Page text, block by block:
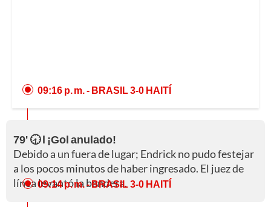
09:16 p. m. - BRASIL 3-0 HAITÍ
79' 🕣 l ¡Gol anulado!
Debido a un fuera de lugar; Endrick no pudo festejar
a los pocos minutos de haber ingresado. El juez de
línea levantó la bandera.
09:14 p. m. - BRASIL 3-0 HAITÍ